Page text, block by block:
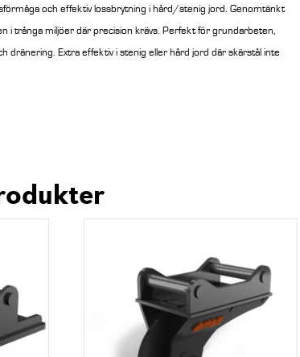
och effektiv lossbrytning i hård/stenig jord. Genomtänkt
i trånga miljöer där precision krävs. Perfekt för grundarbeten,
dränering. Extra effektiv i stenig eller hård jord där skärstål inte